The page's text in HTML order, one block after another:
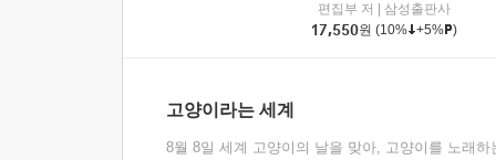
편집부 저
삼성출판사
17,550원 (10% +5% )
고양이라는 세계
8월 8일 세계 고양이의 날을 맞아, 고양이를 노래하